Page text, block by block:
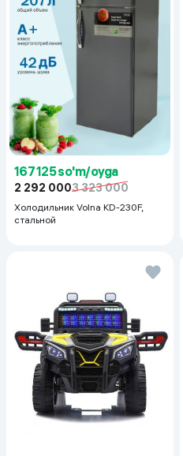
167 125 so'm/oyga
2 292 0003 323 000
Холодильник Volna KD-230F,
стальной